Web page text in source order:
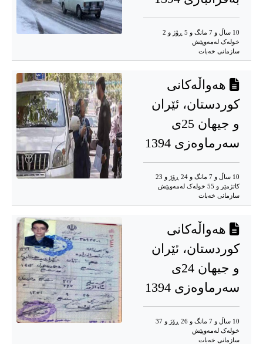
10 ساڵ و 7 مانگ و 5 ڕۆژ و 2
خوله‌ک له‌مه‌وپێش‌
سازمانی خەبات
هەواڵەکانی
کوردستان، ئێران
و جیهان 25ی
سەرماوەزی 1394
10 ساڵ و 7 مانگ و 24 ڕۆژ و 23
کاتژمێر و 55 خوله‌ک له‌مه‌وپێش‌
سازمانی خەبات
هەواڵەکانی
کوردستان، ئێران
و جیهان 24ی
سەرماوەزی 1394
10 ساڵ و 7 مانگ و 26 ڕۆژ و 37
خوله‌ک له‌مه‌وپێش‌
سازمانی خەبات